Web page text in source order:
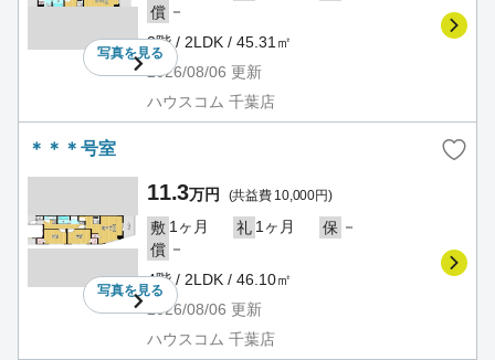
写真を見る
償 －
3階 / 2LDK / 45.31㎡
2026/08/06 更新
ハウスコム 千葉店
＊＊＊号室
写真を見る
11.3万円 (共益費 10,000円)
敷 1ヶ月 礼 1ヶ月 保 －
償 －
4階 / 2LDK / 46.10㎡
2026/08/06 更新
ハウスコム 千葉店